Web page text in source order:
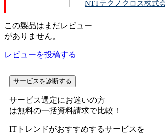
NTTテクノクロス株式
この製品はまだレビュー
がありません。
レビューを投稿する
サービスを診断する
サービス選定にお迷いの方
は無料の一括資料請求で比較！
ITトレンドがおすすめするサービスを